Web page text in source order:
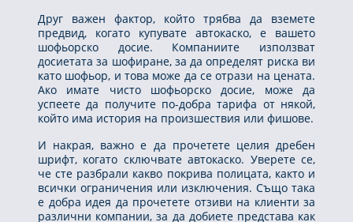
Друг важен фактор, който трябва да вземете
предвид, когато купувате автокаско, е вашето
шофьорско досие. Компаниите използват
досиетата за шофиране, за да определят риска ви
като шофьор, и това може да се отрази на цената.
Ако имате чисто шофьорско досие, може да
успеете да получите по-добра тарифа от някой,
който има история на произшествия или фишове.
И накрая, важно е да прочетете целия дребен
шрифт, когато сключвате автокаско. Уверете се,
че сте разбрали какво покрива полицата, както и
всички ограничения или изключения. Също така
е добра идея да прочетете отзиви на клиенти за
различни компании, за да добиете представа как